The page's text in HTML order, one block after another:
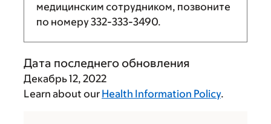
медицинским сотрудником, позвоните
по номеру332-333-3490.
Дата последнего обновления
Декабрь 12, 2022
Learn about our Health Information Policy.